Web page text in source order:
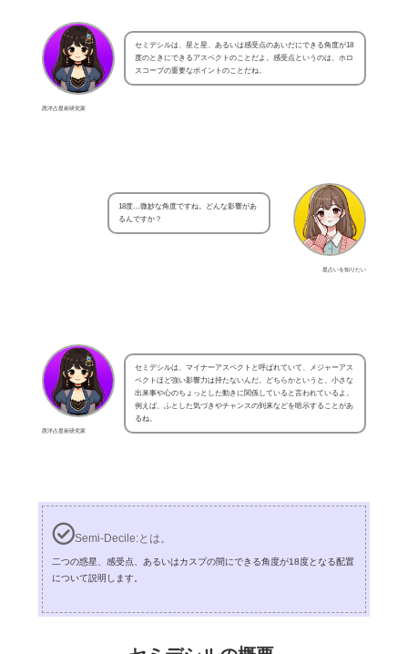
西洋占星術研究家
セミデシルは、星と星、あるいは感受点のあいだにできる角度が18
度のときにできるアスペクトのことだよ。感受点というのは、ホロ
スコープの重要なポイントのことだね。
星占いを知りたい
18度…微妙な角度ですね。どんな影響があ
るんですか？
西洋占星術研究家
セミデシルは、マイナーアスペクトと呼ばれていて、メジャーアス
ペクトほど強い影響力は持たないんだ。どちらかというと、小さな
出来事や心のちょっとした動きに関係していると言われているよ。
例えば、ふとした気づきやチャンスの到来などを暗示することがあ
るね。
Semi-Decile:とは。
二つの惑星、感受点、あるいはカスプの間にできる角度が18度となる配置
について説明します。